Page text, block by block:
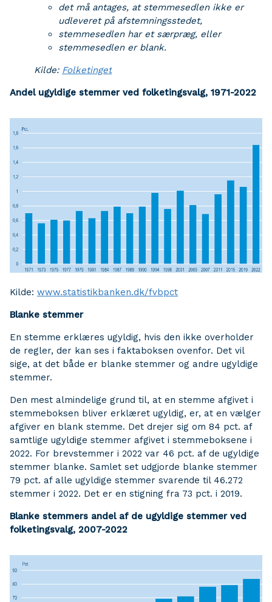
det må antages, at stemmesedlen ikke er
udleveret på afstemningsstedet,
stemmesedlen har et særpræg, eller
stemmesedlen er blank.
Kilde: Folketinget
Andel ugyldige stemmer ved folketingsvalg, 1971-2022
Kilde: www.statistikbanken.dk/fvbpct
Blanke stemmer
En stemme erklæres ugyldig, hvis den ikke overholder
de regler, der kan ses i faktaboksen ovenfor. Det vil
sige, at det både er blanke stemmer og andre ugyldige
stemmer.
Den mest almindelige grund til, at en stemme afgivet i
stemmeboksen bliver erklæret ugyldig, er, at en vælger
afgiver en blank stemme. Det drejer sig om 84 pct. af
samtlige ugyldige stemmer afgivet i stemmeboksene i
2022. For brevstemmer i 2022 var 46 pct. af de ugyldige
stemmer blanke. Samlet set udgjorde blanke stemmer
79 pct. af alle ugyldige stemmer svarende til 46.272
stemmer i 2022. Det er en stigning fra 73 pct. i 2019.
Blanke stemmers andel af de ugyldige stemmer ved
folketingsvalg, 2007-2022